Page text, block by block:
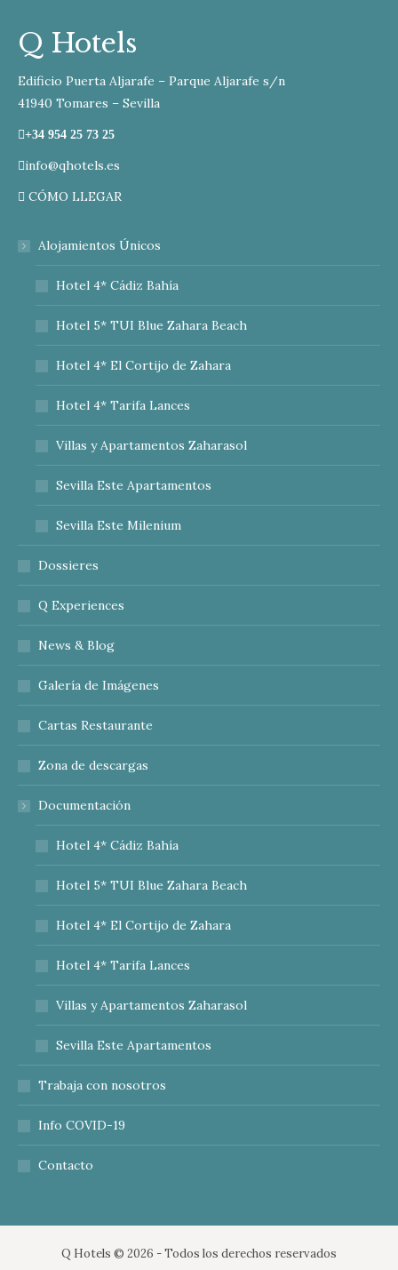
Q Hotels
Edificio Puerta Aljarafe – Parque Aljarafe s/n
41940 Tomares – Sevilla
+34 954 25 73 25
info@qhotels.es
CÓMO LLEGAR
Alojamientos Únicos
Hotel 4* Cádiz Bahía
Hotel 5* TUI Blue Zahara Beach
Hotel 4* El Cortijo de Zahara
Hotel 4* Tarifa Lances
Villas y Apartamentos Zaharasol
Sevilla Este Apartamentos
Sevilla Este Milenium
Dossieres
Q Experiences
News & Blog
Galería de Imágenes
Cartas Restaurante
Zona de descargas
Documentación
Hotel 4* Cádiz Bahía
Hotel 5* TUI Blue Zahara Beach
Hotel 4* El Cortijo de Zahara
Hotel 4* Tarifa Lances
Villas y Apartamentos Zaharasol
Sevilla Este Apartamentos
Trabaja con nosotros
Info COVID-19
Contacto
Q Hotels © 2026 - Todos los derechos reservados